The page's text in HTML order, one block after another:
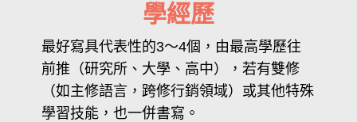
學經歷
最好寫具代表性的3～4個，由最高學歷往
前推（研究所、大學、高中），若有雙修
（如主修語言，跨修行銷領域）或其他特殊
學習技能，也一併書寫。